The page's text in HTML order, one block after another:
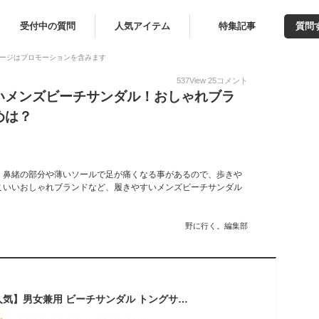
受付中の質問 人気アイテム 特集記事 質問
ジはプロモーションを含みます
537View 25コメント
ンズビーチサンダル！おしゃれブラ
？
緒の部分や薄いソールで足が痛くなる事があるので、歩きや
いおしゃれブランドなど、履きやすいメンズビーチサンダル
野に行く。編集部
【進化版★SNSで大人気】男女兼用 ビーチサンダル トングサンダル メンズ レディース シンプル 軽量 EVA素材 厚底 歩きやすい 楽チン 痛くない 疲れない 履きやすい 滑り止め カジュアルシューズ アウトドア 夏用 かっこいい おしゃれ 可愛い 女の子ブランド